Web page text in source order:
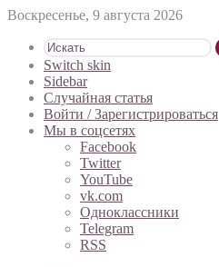
Воскресенье, 9 августа 2026
Switch skin
Sidebar
Случайная статья
Войти / Зарегистрироваться
Мы в соцсетях
Facebook
Twitter
YouTube
vk.com
Одноклассники
Telegram
RSS